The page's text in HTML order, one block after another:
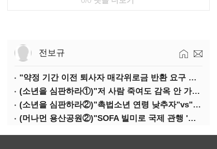
전보규
"약정 기간 이전 퇴사자 매각위로금 반환 요구 타당"
(소년을 심판하라①)"저 사람 죽여도 감옥 안 가죠"…법 비웃는 소년들
(소년을 심판하라②)"촉법소년 연령 낮추자"vs"안된다"…논쟁만 반복
(머나먼 용산공원②)"SOFA 빌미로 국제 관행 '오염자 부담원칙' 무시"